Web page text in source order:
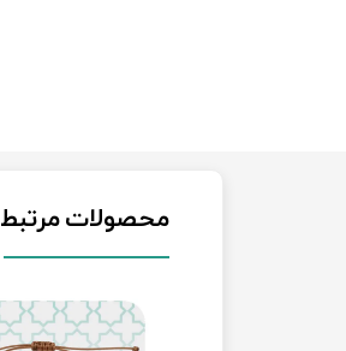
محصولات مرتبط